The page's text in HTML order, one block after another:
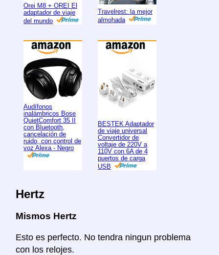
Orei M8 + OREI El
adaptador de viaje
del mundo
Travelrest: la mejor
almohada
Audífonos
inalámbricos Bose
QuietComfort 35 II
con Bluetooth,
cancelación de
ruido, con control de
voz Alexa - Negro
BESTEK Adaptador
de viaje universal
Convertidor de
voltaje de 220V a
110V con 6A de 4
puertos de carga
USB
Hertz
Mismos Hertz
Esto es perfecto. No tendra ningun problema
con los relojes.